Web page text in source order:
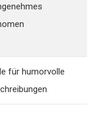
für humorvolle